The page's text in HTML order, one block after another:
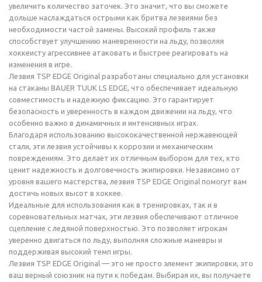
увеличить количество заточек. Это значит, что вы сможете
дольше наслаждаться острыми как бритва лезвиями без
необходимости частой замены. Высокий профиль также
способствует улучшению маневренности на льду, позволяя
хоккеисту агрессивнее атаковать и быстрее реагировать на
изменения в игре.
Лезвия TSP EDGE Original разработаны специально для установки
на стаканы BAUER TUUK LS EDGE, что обеспечивает идеальную
совместимость и надежную фиксацию. Это гарантирует
безопасность и уверенность в каждом движении на льду, что
особенно важно в динамичных и интенсивных играх.
Благодаря использованию высококачественной нержавеющей
стали, эти лезвия устойчивы к коррозии и механическим
повреждениям. Это делает их отличным выбором для тех, кто
ценит надежность и долговечность экипировки. Независимо от
уровня вашего мастерства, лезвия TSP EDGE Original помогут вам
достичь новых высот в хоккее.
Идеальные для использования как в тренировках, так и в
соревновательных матчах, эти лезвия обеспечивают отличное
сцепление с ледяной поверхностью. Это позволяет игрокам
уверенно двигаться по льду, выполняя сложные маневры и
поддерживая высокий темп игры.
Лезвия TSP EDGE Original — это не просто элемент экипировки, это
ваш верный союзник на пути к победам. Выбирая их, вы получаете